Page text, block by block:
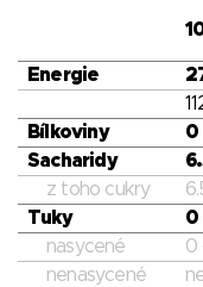
Energie
Bílkoviny
0
Sacharidy
z toho cukry
Tuky
0
nasycené
0
nenasycené